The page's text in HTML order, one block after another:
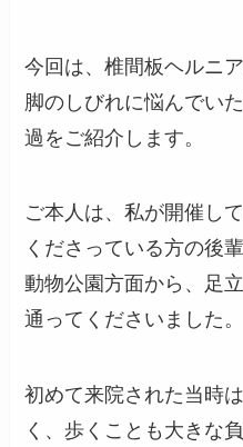
今回は、椎間板ヘルニ
脚のしびれに悩んでい
過をご紹介します。
ご本人は、私が開催し
くださっている方の後
動物公園方面から、足
通ってくださいました。
初めて来院された当時
く、歩くことも大きな